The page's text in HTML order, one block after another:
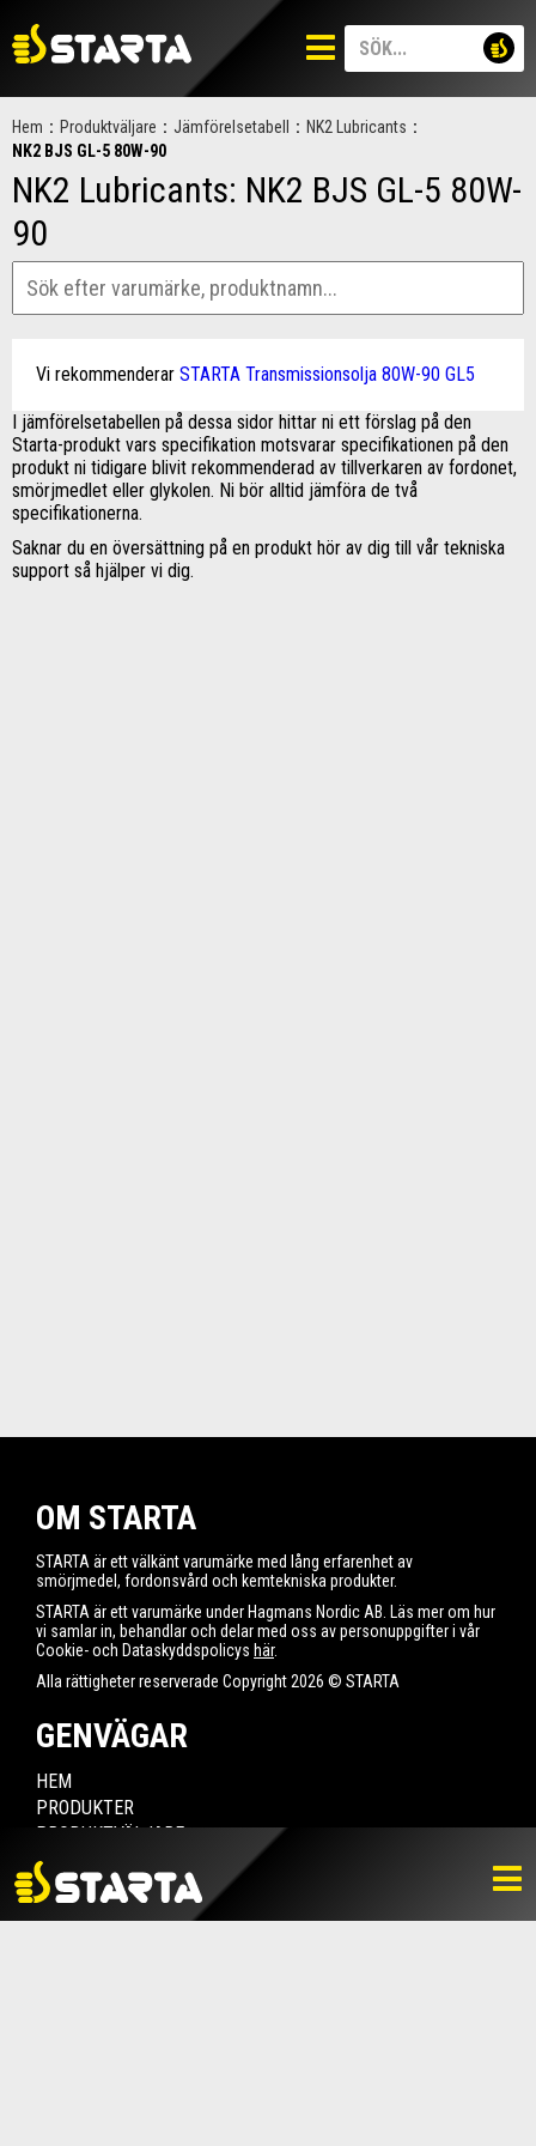
Hem : Produktväljare : Jämförelsetabell : NK2 Lubricants :
NK2 BJS GL-5 80W-90
NK2 Lubricants: NK2 BJS GL-5 80W-
90
Vi rekommenderar STARTA Transmissionsolja 80W-90 GL5
I jämförelsetabellen på dessa sidor hittar ni ett förslag på den
Starta-produkt vars specifikation motsvarar specifikationen på den
produkt ni tidigare blivit rekommenderad av tillverkaren av fordonet,
smörjmedlet eller glykolen. Ni bör alltid jämföra de två
specifikationerna.
Saknar du en översättning på en produkt hör av dig till vår tekniska
support så hjälper vi dig.
OM STARTA
STARTA är ett välkänt varumärke med lång erfarenhet av
smörjmedel, fordonsvård och kemtekniska produkter.
STARTA är ett varumärke under Hagmans Nordic AB. Läs mer om hur
vi samlar in, behandlar och delar med oss av personuppgifter i vår
Cookie- och Dataskyddspolicys här.
Alla rättigheter reserverade Copyright 2026 © STARTA
GENVÄGAR
HEM
PRODUKTER
PRODUKTVÄLJARE
HITTA ÅTERFÖRSÄLJARE
NYHETER